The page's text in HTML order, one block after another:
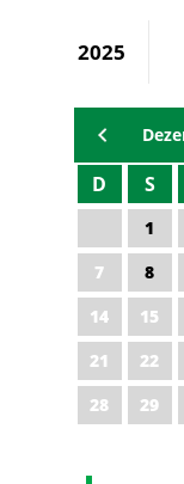
2025
D S
1
7
8
14
15
21
22
28
29